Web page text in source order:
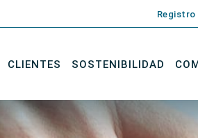
CLIENTES SOSTENIBILIDAD